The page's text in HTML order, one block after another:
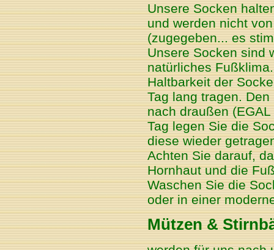
Unsere Socken
und werden nicht
(zugegeben... es
Unsere Socken sind
natürliches
Haltbarkeit der
Tag lang tragen.
nach draußen
Tag legen Sie die
diese wieder
Achten Sie darauf,
Hornhaut und die
Waschen Sie die
oder in einer
Mützen &